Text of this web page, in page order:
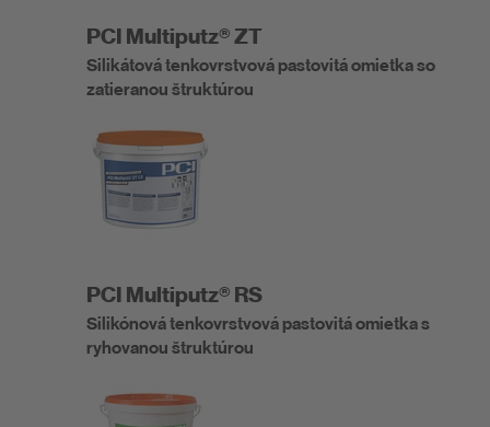
PCI Multiputz® ZT
Silikátová tenkovrstvová pastovitá omietka so
zatieranou štruktúrou
PCI Multiputz® RS
Silikónová tenkovrstvová pastovitá omietka s
ryhovanou štruktúrou